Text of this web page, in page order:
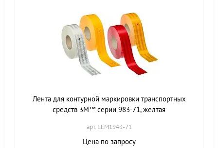
Лента для контурной маркировки транспортных
средств 3M™ серии 983-71, желтая
арт. LEM1943-71
Цена по запросу